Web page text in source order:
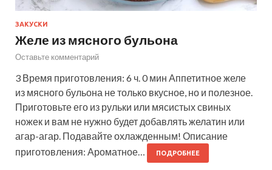
ЗАКУСКИ
Желе из мясного бульона
Оставьте комментарий
3 Время приготовления: 6 ч. 0 мин Аппетитное желе
из мясного бульона не только вкусное, но и полезное.
Приготовьте его из рульки или мясистых свиных
ножек и вам не нужно будет добавлять желатин или
агар-агар. Подавайте охлажденным! Описание
приготовления: Ароматное…
ПОДРОБНЕЕ